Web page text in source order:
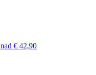
nad € 42,90